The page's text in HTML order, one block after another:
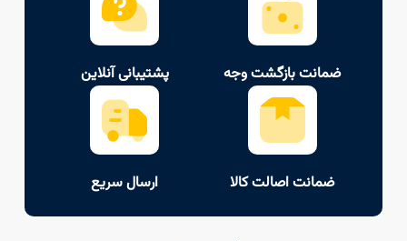
ضمانت بازگشت وجه پشتیبانی آنلاین
ضمانت اصالت کالا ارسال سریع